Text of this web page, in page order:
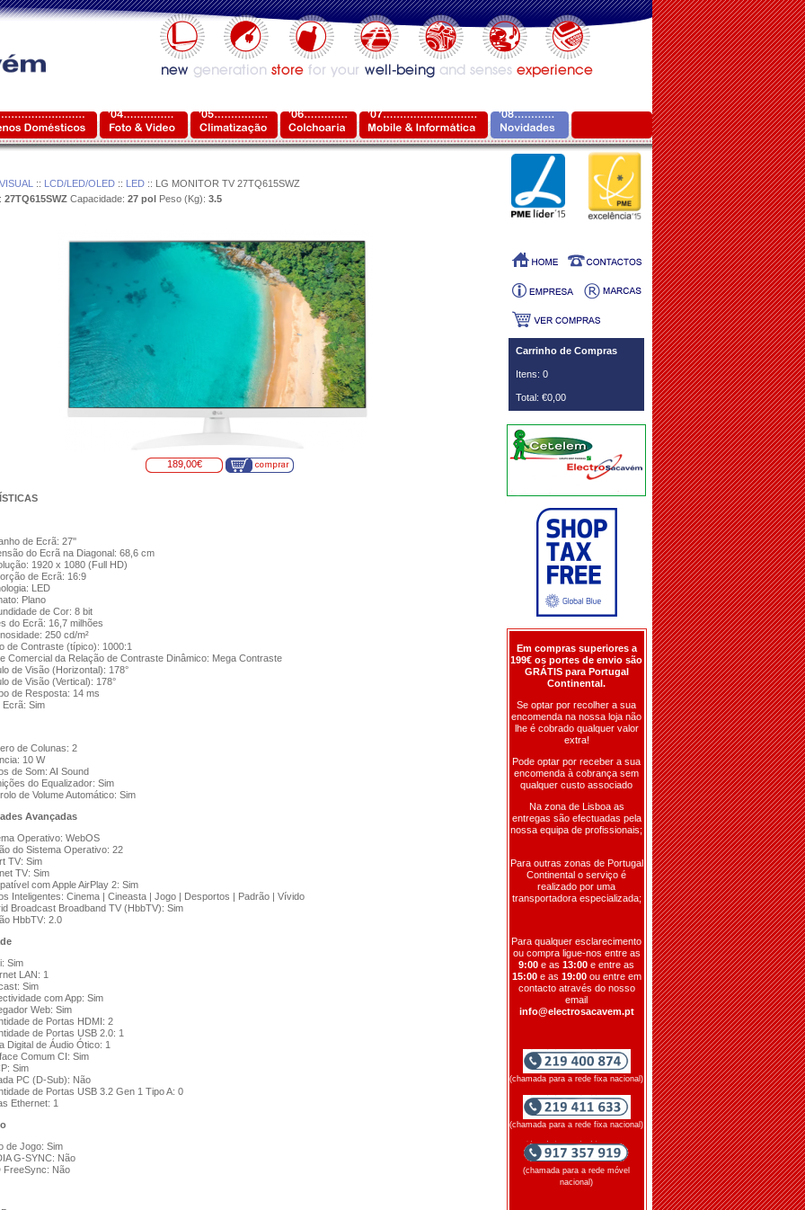
:: LCD/LED/OLED:: LED:: LG MONITOR TV 27TQ615SWZ
27TQ615SWZCapacidade: 27 polPeso (Kg): 3.5
189,00€
de Ecrã: 27''
do Ecrã na Diagonal: 68,6 cm
1920 x 1080 (Full HD)
de Ecrã: 16:9
LED
Plano
de Cor: 8 bit
do Ecrã: 16,7 milhões
250 cd/m²
de Contraste (típico): 1000:1
Comercial da Relação de Contraste Dinâmico: Mega Contraste
de Visão (Horizontal): 178°
de Visão (Vertical): 178°
de Resposta: 14 ms
Ecrã: Sim
de Colunas: 2
10 W
de Som: AI Sound
do Equalizador: Sim
de Volume Automático: Sim
Avançadas
Operativo: WebOS
do Sistema Operativo: 22
TV: Sim
TV: Sim
com Apple AirPlay 2: Sim
Inteligentes: Cinema | Cineasta | Jogo | Desportos | Padrão | Vívido
Broadcast Broadband TV (HbbTV): Sim
HbbTV: 2.0
Sim
LAN: 1
Sim
com App: Sim
Web: Sim
de Portas HDMI: 2
de Portas USB 2.0: 1
Digital de Áudio Ótico: 1
Comum CI: Sim
Sim
PC (D-Sub): Não
de Portas USB 3.2 Gen 1 Tipo A: 0
Ethernet: 1
de Jogo: Sim
G-SYNC: Não
FreeSync: Não
Carrinho de Compras
Itens: 0
Total: €0,00
Em compras superiores a
199€ os portes de envio são
GRÁTIS para Portugal
Continental.
Se optar por recolher a sua
encomenda na nossa loja não
lhe é cobrado qualquer valor
extra!
Pode optar por receber a sua
encomenda à cobrança sem
qualquer custo associado
Na zona de Lisboa as
entregas são efectuadas pela
nossa equipa de profissionais;
Para outras zonas de Portugal
Continental o serviço é
realizado por uma
transportadora especializada;
Para qualquer esclarecimento
ou compra ligue-nos entre as
9:00 e as 13:00 e entre as
15:00e as 19:00 ou entre em
contacto através do nosso
email
info@electrosacavem.pt
(chamada para a rede fixa nacional)
(chamada para a rede fixa nacional)
(chamada para a rede móvel
nacional)